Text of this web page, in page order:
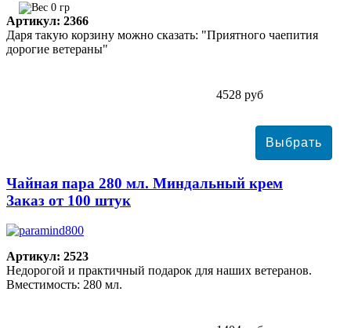
0 гр
Артикул: 2366
Даря такую корзину можно сказать: "Приятного чаепития
дорогие ветераны"
4528 руб
Чайная пара 280 мл. Миндальный крем
Заказ от 100 штук
Артикул: 2523
Недорогой и практичный подарок для наших ветеранов.
Вместимость: 280 мл.